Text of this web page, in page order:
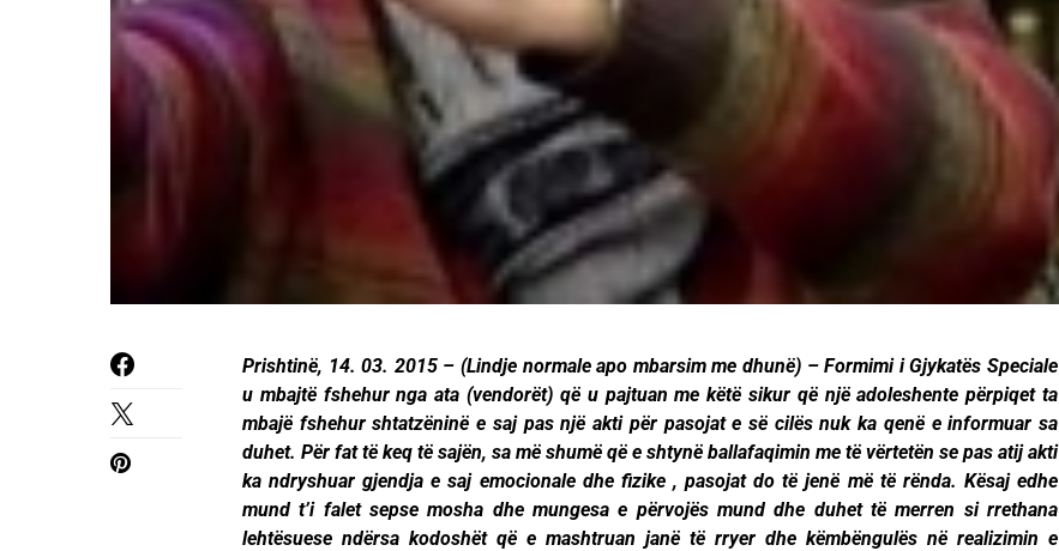
Prishtinë, 14. 03. 2015 – (Lindje normale apo mbarsim me dhunë) – Formimi i Gjykatës Speciale
u mbajtë fshehur nga ata (vendorët) që u pajtuan me këtë sikur që një adoleshente përpiqet ta
mbajë fshehur shtatzëninë e saj pas një akti për pasojat e së cilës nuk ka qenë e informuar sa
duhet. Për fat të keq të sajën, sa më shumë që e shtynë ballafaqimin me të vërtetën se pas atij akti
ka ndryshuar gjendja e saj emocionale dhe fizike , pasojat do të jenë më të rënda. Kësaj edhe
mund t’i falet sepse mosha dhe mungesa e përvojës mund dhe duhet të merren si rrethana
lehtësuese ndërsa kodoshët që e mashtruan janë të rryer dhe këmbëngulës në realizimin e